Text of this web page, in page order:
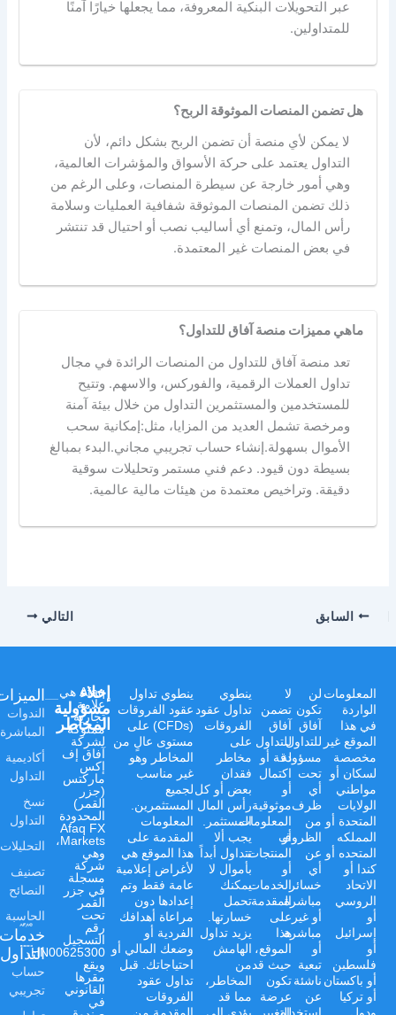
عبر التحويلات البنكية المعروفة، مما يجعلها خيارًا آمنًا
للمتداولين.
هل تضمن المنصات الموثوقة الربح؟
لا يمكن لأي منصة أن تضمن الربح بشكل دائم، لأن
التداول يعتمد على حركة الأسواق والمؤشرات العالمية،
وهي أمور خارجة عن سيطرة المنصات، وعلى الرغم من
ذلك تضمن المنصات الموثوقة شفافية العمليات وسلامة
رأس المال، وتمنع أي أساليب نصب أو احتيال قد تنتشر
في بعض المنصات غير المعتمدة.
ماهي مميزات منصة آفاق للتداول؟
تعد منصة آفاق للتداول من المنصات الرائدة في مجال
تداول العملات الرقمية، والفوركس، والاسهم. وتتيح
للمستخدمين والمستثمرين التداول من خلال بيئة آمنة
ومرخصة تشمل العديد من المزايا، مثل:إمكانية سحب
الأموال بسهولة.إنشاء حساب تجريبي مجاني.البدء بمبالغ
بسيطة دون قيود. دعم فني مستمر وتحليلات سوقية
دقيقة. وتراخيص معتمدة من هيئات مالية عالمية.
السابق التالي
الميزات
الندوات
المباشرة
أكاديمية
التداول
نسخ
التداول
التحليلات
تصنيف
النصائح
الحاسبة
خدمات
التداول
حساب
تجريبي
Afaq هي
علامة
تجارية
مملوكة
لشركة
آفاق إف
إكس
ماركتس
(جزر
القمر)
المحدودة
Afaq FX
Markets،
وهي
شركة
مسجلة
في جزر
القمر
تحت
رقم
التسجيل
HN00625300،
ويقع
مقرها
القانوني
في
إخلاء
مسؤولية
المخاطر
ينطوي تداول
عقود الفروقات
(CFDs) على
مستوى عالٍ من
المخاطر وهو
غير مناسب
لجميع
المستثمرين.
المعلومات
المقدمة على
هذا الموقع هي
لأغراض إعلامية
عامة فقط وتم
إعدادها دون
مراعاة أهدافك
الفردية أو
وضعك المالي أو
احتياجاتك. قبل
تداول عقود
الفروقات
ينطوي
تداول عقود
الفروقات
على
مخاطر
فقدان
بعض أو كل
رأس المال
المستثمر.
يجب ألا
تتداول أبداً
بأموال لا
يمكنك
تحمل
خسارتها.
يزيد تداول
الهامش
من
المخاطر،
مما قد
لا
تضمن
آفاق
للتداول
دقة أو
اكتمال
أو
موثوقية
المعلومات
أو
المنتجات
أو
الخدمات
المقدمة
على
هذا
الموقع،
حيث قد
تكون
عرضة
لن
تكون
آفاق
للتداول
مسؤولة
تحت
أي
ظرف
من
الظروف
عن
أي
خسائر
مباشرة
أو غير
مباشرة
أو
تبعية
ناشئة
عن
المعلومات
الواردة
في هذا
الموقع غير
مخصصة
لسكان أو
مواطني
الولايات
المتحدة أو
المملكه
المتحده أو
كندا أو
الاتحاد
الروسي
أو
إسرائيل
أو
فلسطين
أو باكستان
أو تركيا